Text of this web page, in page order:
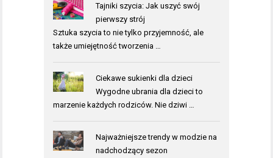
Tajniki szycia: Jak uszyć swój
pierwszy strój
Sztuka szycia to nie tylko przyjemność, ale
także umiejętność tworzenia …
Ciekawe sukienki dla dzieci
Wygodne ubrania dla dzieci to
marzenie każdych rodziców. Nie dziwi …
Najważniejsze trendy w modzie na
nadchodzący sezon